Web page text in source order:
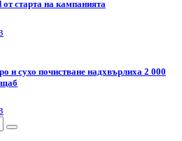
старта на кампанията
и сухо почистване надхвърлиха 2 000